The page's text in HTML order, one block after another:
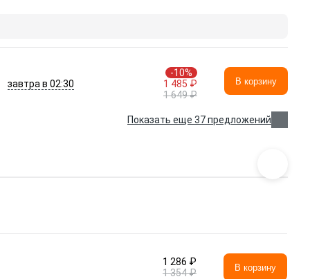
завтра в 02:30
-10%
1 485 ₽
1 649 ₽
В корзину
Показать еще 37 предложений
1 286 ₽
1 354 ₽
В корзину